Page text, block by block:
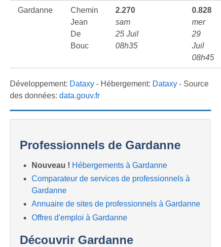
Gardanne
Chemin
Jean
De
Bouc
2.270
sam
25 Juil
08h35
0.828
mer
29
Juil
08h45
Développement: Dataxy - Hébergement: Dataxy - Source
des données: data.gouv.fr
Professionnels de Gardanne
Nouveau ! Hébergements à Gardanne
Comparateur de services de professionnels à
Gardanne
Annuaire de sites de professionnels à Gardanne
Offres d'emploi à Gardanne
Découvrir Gardanne